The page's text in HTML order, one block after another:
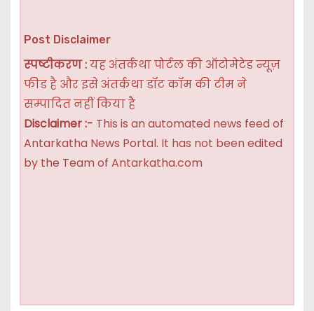
Post Disclaimer
स्पष्टीकरण :यह अंतर्कथा पोर्टल की ऑटोमेटेड न्यूज़
फीड है और इसे अंतर्कथा डॉट कॉम की टीम ने
सम्पादित नहीं किया है
Disclaimer :- This is an automated news feed of
Antarkatha News Portal. It has not been edited
by the Team of Antarkatha.com